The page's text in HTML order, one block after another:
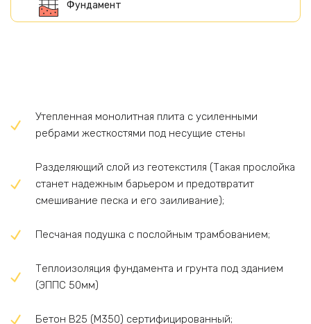
Утепленная монолитная плита с усиленными
ребрами жесткостями под несущие стены
Разделяющий слой из геотекстиля (Такая прослойка
станет надежным барьером и предотвратит
смешивание песка и его заиливание);
Песчаная подушка с послойным трамбованием;
Теплоизоляция фундамента и грунта под зданием
(ЭППС 50мм)
Бетон В25 (М350) сертифицированный;